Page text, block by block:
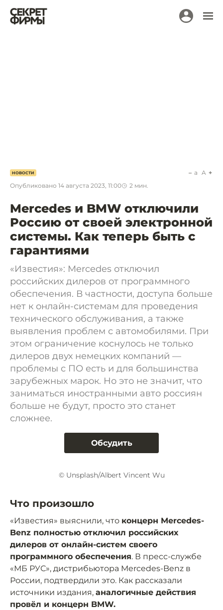
НОВОСТИ
Опубликовано 14 августа 2023, 11:00 2 мин.
a A
Mercedes и BMW отключили
Россию от своей электронной
системы. Как теперь быть с
гарантиями
«Известия»: Mercedes отключил
российских дилеров от программного
обеспечения. В частности, доступа больше
нет к онлайн-системам для проведения
технического обслуживания, а также
выявления проблем с автомобилями. При
этом ограничение коснулось не только
дилеров двух немецких компаний —
проблемы с ПО есть и для большинства
зарубежных марок. Но это не значит, что
заниматься иностранными авто россиян
больше не будут, просто это станет
сложнее.
Обсудить
© Unsplash/Albert Vincent Wu
Что произошло
«Известия» выяснили, что концерн Mercedes-
Benz полностью отключил российских
дилеров от онлайн-систем своего
программного обеспечения. В пресс-службе
«МБ РУС», дистрибьютора Mercedes-Benz в
России, подтвердили это. Как рассказали
источники издания, аналогичные действия
провёл и концерн BMW.